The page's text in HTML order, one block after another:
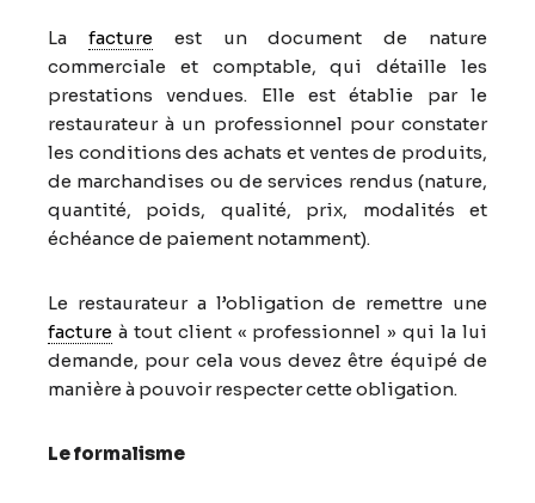
La factureest un document de nature
commerciale et comptable, qui détaille les
prestations vendues. Elle est établie par le
restaurateur à un professionnel pour constater
les conditions des achats et ventes de produits,
de marchandises ou de services rendus (nature,
quantité, poids, qualité, prix, modalités et
échéance de paiement notamment).
Le restaurateur a l’obligation de remettre une
facture à tout client « professionnel » qui la lui
demande, pour cela vous devez être équipé de
manière à pouvoir respecter cette obligation.
Le formalisme